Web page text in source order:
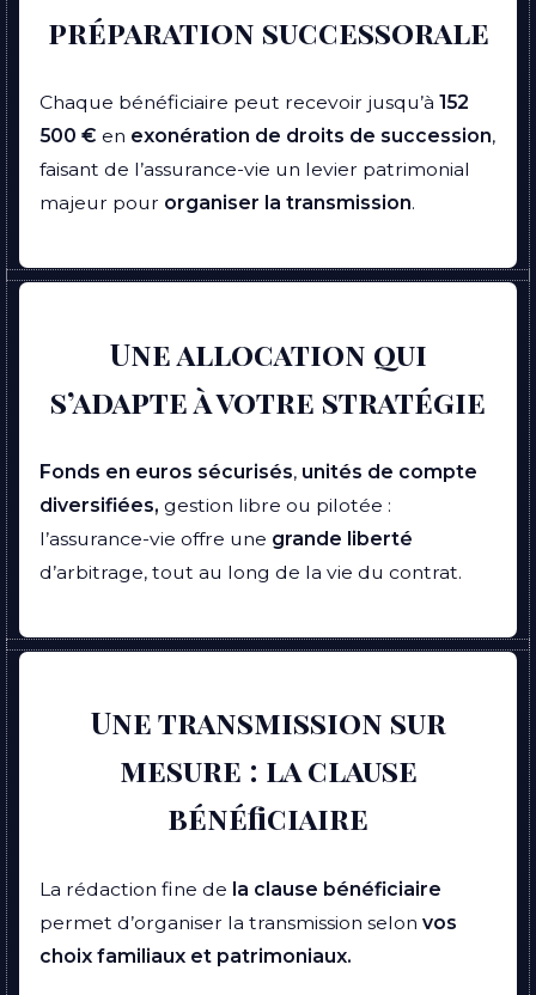
préparation successorale
Chaque bénéficiaire peut recevoir jusqu’à152
500 € en exonération de droits de succession,
faisant de l’assurance-vie un levier patrimonial
majeur pour organiser la transmission.
Une allocation qui
s’adapte à votre stratégie
Fonds en euros sécurisés, unités de compte
diversifiées, gestion libre ou pilotée :
l’assurance-vie offre une grande liberté
d’arbitrage, tout au long de la vie du contrat.
Une transmission sur
mesure : la clause
bénéficiaire
La rédaction fine de la clause bénéficiaire
permet d’organiser la transmission selonvos
choix familiaux et patrimoniaux.